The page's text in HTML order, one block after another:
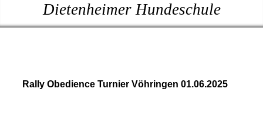
Dietenheimer Hundeschule
Rally Obedience Turnier Vöhringen 01.06.2025